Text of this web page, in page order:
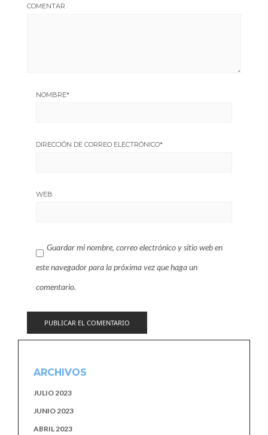
COMENTAR
NOMBRE*
DIRECCIÓN DE CORREO ELECTRÓNICO*
WEB
Guardar mi nombre, correo electrónico y sitio web en
este navegador para la próxima vez que haga un
comentario.
ARCHIVOS
JULIO 2023
JUNIO 2023
ABRIL 2023